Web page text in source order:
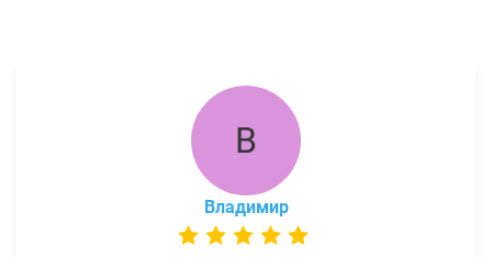
В
Владимир